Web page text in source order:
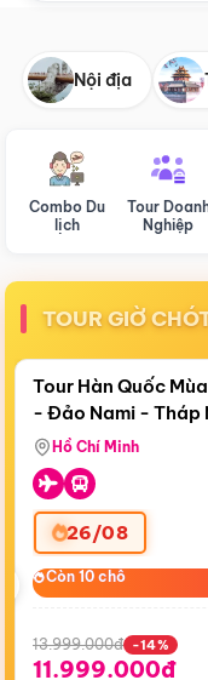
Nội địa
Combo Du
lịch
Tour
Nghiệp
TOUR GIỜ
Còn18 ngày 06:18:40
Bay Sun Phuquoc
Tour Hàn Quốc
- Đảo Nami - Tháp
Airways)
Hồ Chí Minh
26/08
Còn 10 chỗ
Còn 10 chỗ
13.999.000đ -14%
11.999.000đ